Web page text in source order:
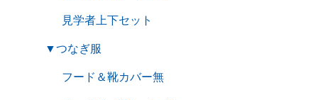
見学者上下セット
▼つなぎ服
フード＆靴カバー無